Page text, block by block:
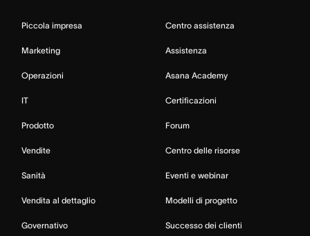
Piccola impresa
Marketing
Operazioni
IT
Prodotto
Vendite
Sanità
Vendita al dettaglio
Governativo
Centro assistenza
Assistenza
Asana Academy
Certificazioni
Forum
Centro delle risorse
Eventi e webinar
Modelli di progetto
Successo dei clienti